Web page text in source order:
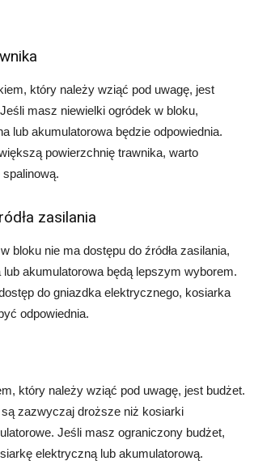
który należy wziąć pod uwagę, jest
masz niewielki ogródek w bloku,
lub akumulatorowa będzie odpowiednia.
powierzchnię trawnika, warto
zasilania
bloku nie ma dostępu do źródła zasilania,
akumulatorowa będą lepszym wyborem.
do gniazdka elektrycznego, kosiarka
odpowiednia.
który należy wziąć pod uwagę, jest budżet.
zazwyczaj droższe niż kosiarki
Jeśli masz ograniczony budżet,
elektryczną lub akumulatorową.